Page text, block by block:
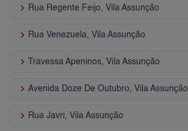
keyboard_arrow_right Rua Regente Feijo, Vila Assunção
keyboard_arrow_right Rua Venezuela, Vila Assunção
keyboard_arrow_right Travessa Apeninos, Vila Assunção
keyboard_arrow_right Avenida Doze De Outubro, Vila Assunção
keyboard_arrow_right Rua Javri, Vila Assunção